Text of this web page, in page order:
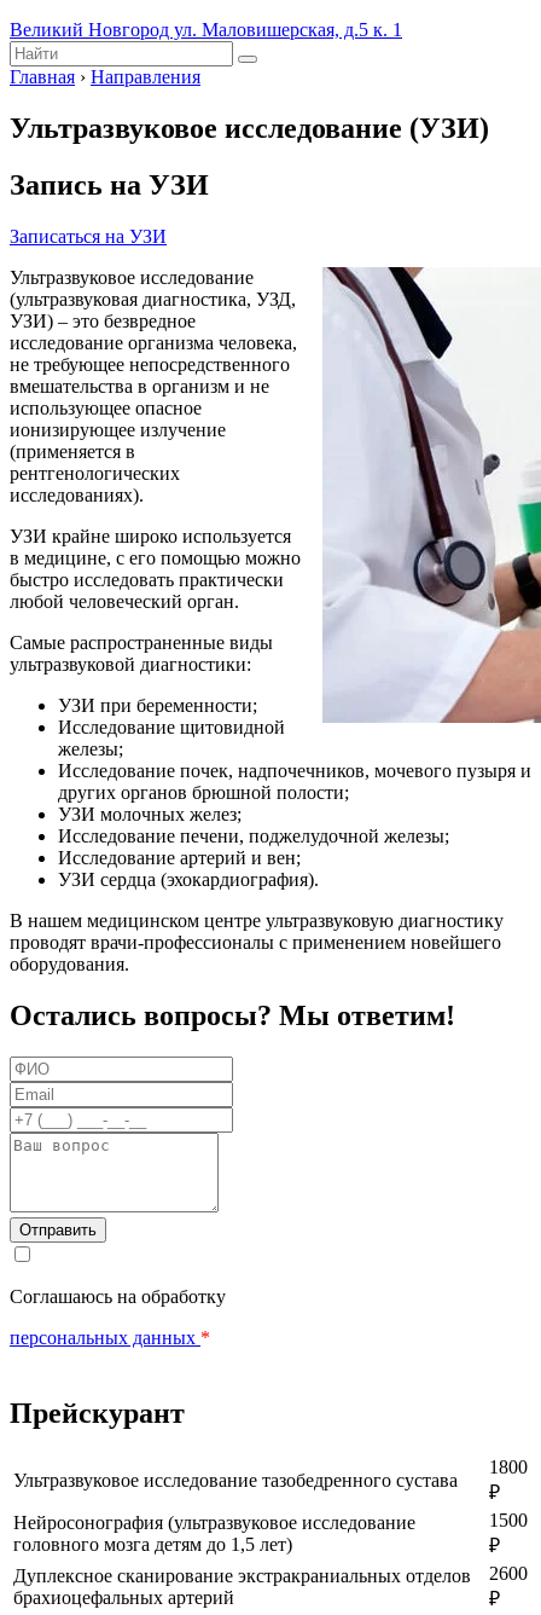
Великий Новгород ул. Маловишерская, д.5 к. 1
Главная › Направления
Ультразвуковое исследование (УЗИ)
Запись на УЗИ
Записаться на УЗИ
Ультразвуковое исследование
(ультразвуковая диагностика, УЗД,
УЗИ) – это безвредное
исследование организма человека,
не требующее непосредственного
вмешательства в организм и не
использующее опасное
ионизирующее излучение
(применяется в
рентгенологических
исследованиях).
УЗИ крайне широко используется
в медицине, с его помощью можно
быстро исследовать практически
любой человеческий орган.
Самые распространенные виды
ультразвуковой диагностики:
УЗИ при беременности;
Исследование щитовидной
железы;
Исследование почек, надпочечников, мочевого пузыря и
других органов брюшной полости;
УЗИ молочных желез;
Исследование печени, поджелудочной железы;
Исследование артерий и вен;
УЗИ сердца (эхокардиография).
В нашем медицинском центре ультразвуковую диагностику
проводят врачи-профессионалы с применением новейшего
оборудования.
Остались вопросы? Мы ответим!
ФИО
Email
Телефон
Вопрос
Соглашаюсь на обработку
персональных данных *
Прейскурант
Ультразвуковое исследование тазобедренного сустава
1800
₽
Нейросонография (ультразвуковое исследование
головного мозга детям до 1,5 лет)
1500
₽
Дуплексное сканирование экстракраниальных отделов
брахиоцефальных артерий
2600
₽